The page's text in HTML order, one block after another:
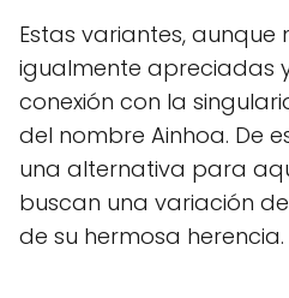
Estas variantes, aunque
igualmente apreciadas
conexión con la
del nombre Ainhoa. De
una alternativa para
buscan una variación
de su hermosa herencia.